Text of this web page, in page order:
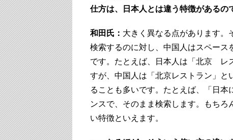
仕方は、日本人とは違う特徴があるの
和田氏： 大きく異なる点があります。
検索するのに対し、中国人はスペース
です。たとえば、日本人は「北京 レ
すが、中国人は「北京レストラン」と
ることも多いです。たとえば、「日
ンスで、そのまま検索します。もち
い特徴といえます。